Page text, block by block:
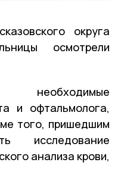
округа
осмотрели
необходимые
и офтальмолога,
того, пришедшим
исследование
анализа крови,